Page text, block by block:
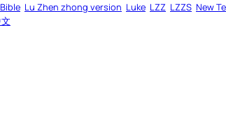
Lu Zhen zhong version Luke LZZ LZZS New